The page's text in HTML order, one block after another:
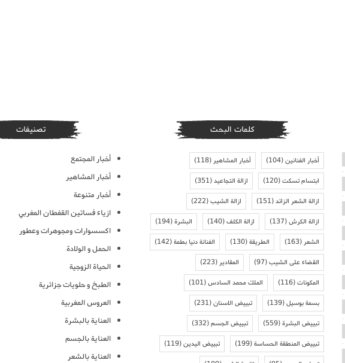
كلمات البحث
أخبار الفنانين(104) أخبار المشاهير(118)
ابتسام تسكت(120) ازالة التجاعيد(351)
ازالة الشعر الزائد(151) ازالة الشيب(222)
ازالة الكرش(137) ازالة الكلف(140) البشرة(194)
الشعر(163) الطريقة(130) الفنانة دنيا بطمة(142)
القضاء على الشيب(97) المقادير(223)
المكونات(116) الملك محمد السادس(101)
بسمة بوسيل(139) تبييض الاسنان(231)
تبييض البشرة(559) تبييض الجسم(332)
تبييض المنطقة الحساسة(199) تبييض اليدين(119)
تصنيفات
أخبار المجتمع
أخبار المشاهير
أخبار متنوعة
ازياء فساتين القفطان المغربي
اكسسوارات ومجوهرات وعطور
الحمل و الولادة
الحياة الزوجية
الطبخ و حلويات جزائرية
العروس المغربية
العناية بالبشرة
العناية بالجسم
العناية بالشعر